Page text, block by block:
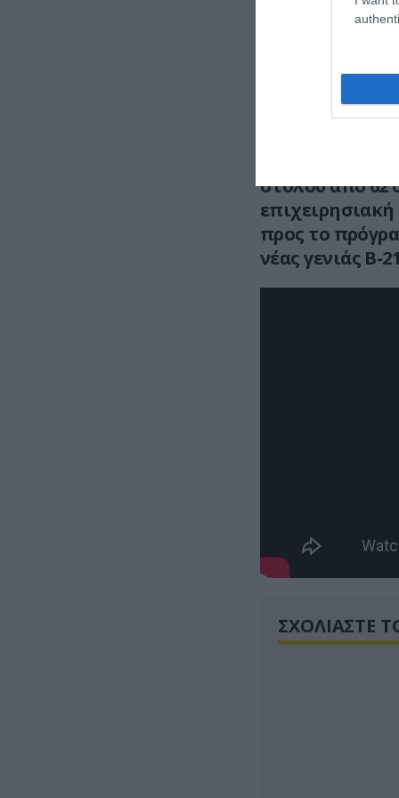
Το
2021, στο
Τέσσερα από
Η απόσυρση
στόλου από 62
προς το
νέας γενιάς B-
ΣΧΟΛΙΑΣΤΕ